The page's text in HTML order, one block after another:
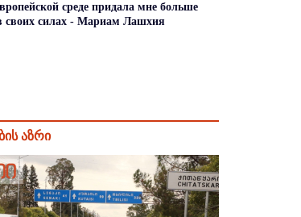
среде придала мне больше
своих силах - Мариам Лашхия
აზრი